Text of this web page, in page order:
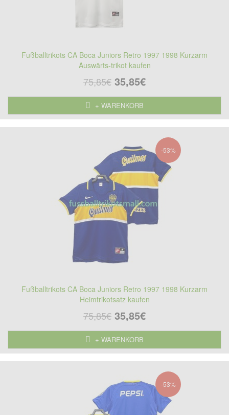
Fußballtrikots CA Boca Juniors Retro 1997 1998 Kurzarm
Auswärts-trikot kaufen
75,85€ 35,85€
+ WARENKORB
-53%
Fußballtrikots CA Boca Juniors Retro 1997 1998 Kurzarm
Heimtrikotsatz kaufen
75,85€ 35,85€
+ WARENKORB
-53%